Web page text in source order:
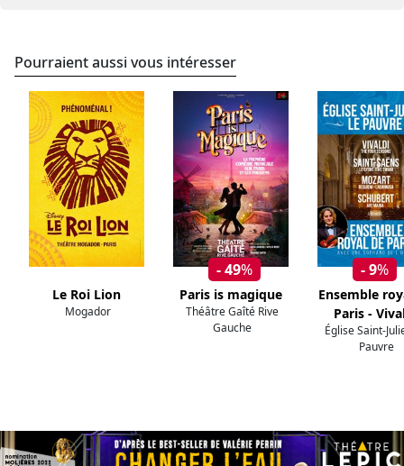
Pourraient aussi vous intéresser
Le Roi Lion
Mogador
- 49%
Paris is magique
Théâtre Gaîté Rive
Gauche
- 9%
Ensemble
Paris -
Église Saint-
Pauvre